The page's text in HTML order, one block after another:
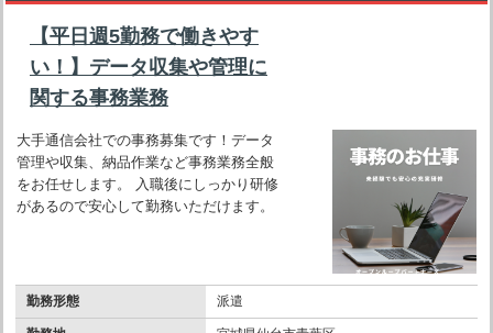
【平日週5勤務で働きやす
い！】データ収集や管理に
関する事務業務
大手通信会社での事務募集です！データ
管理や収集、納品作業など事務業務全般
をお任せします。 入職後にしっかり研修
があるので安心して勤務いただけます。
勤務形態 派遣